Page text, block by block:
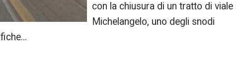
con la chiusura di un tratto di viale
Michelangelo, uno degli snodi